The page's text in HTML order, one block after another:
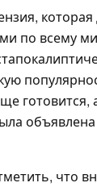
по всему
готовится,
что